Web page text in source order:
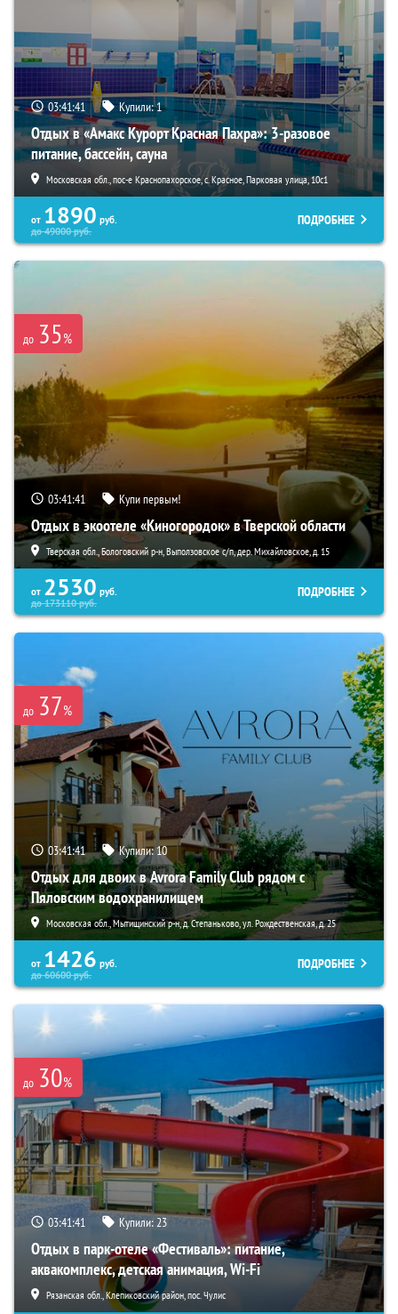
03:41:39 Купили:1
Отдых в «Амакс Курорт ‎Красная Пахра»: 3-разовое
питание, бассейн, сауна
Московская обл., пос-е Краснопахорское, с. Красное, Парковая улица, 10с1
от 1890 руб.
до49000руб.
ПОДРОБНЕЕ
до 35%
03:41:39 Купи первым!
Отдых в экоотеле «Киногородок» в Тверской области
Тверская обл., Бологовский р-н, Выползовское с/п, дер. Михайловское, д. 15
от 2530 руб.
до173110руб.
ПОДРОБНЕЕ
до 37%
03:41:39 Купили:10
Отдых для двоих в Avrora Family Club рядом с
Пяловским водохранилищем
Московская обл., Мытищинский р-н, д. Степаньково, ул. Рождественская, д. 25
от 1426 руб.
до60600руб.
ПОДРОБНЕЕ
до 30%
03:41:39 Купили:23
Отдых в парк-отеле «Фестиваль»: питание,
аквакомплекс, детская анимация, Wi-Fi
Рязанская обл., Клепиковский район, пос. Чулис